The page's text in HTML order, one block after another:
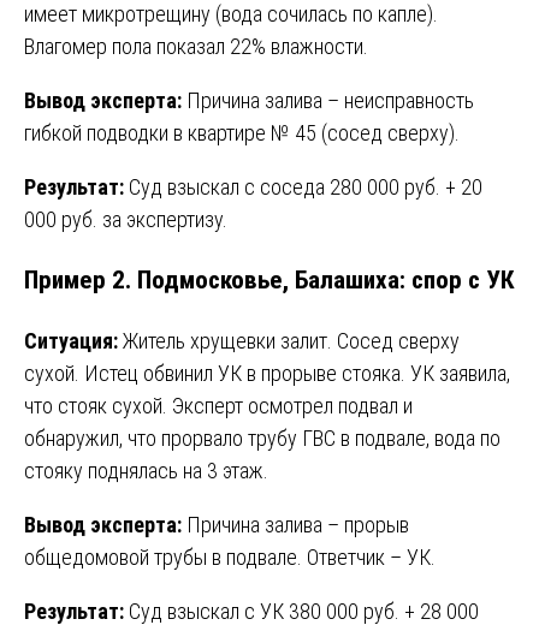
имеет микротрещину (вода сочилась по капле).
Влагомер пола показал 22% влажности.
Вывод эксперта: Причина залива – неисправность
гибкой подводки в квартире № 45 (сосед сверху).
Результат: Суд взыскал с соседа 280 000 руб. + 20
000 руб. за экспертизу.
Пример 2. Подмосковье, Балашиха: спор с УК
Ситуация:Житель хрущевки залит. Сосед сверху
сухой. Истец обвинил УК в прорыве стояка. УК заявила,
что стояк сухой. Эксперт осмотрел подвал и
обнаружил, что прорвало трубу ГВС в подвале, вода по
стояку поднялась на 3 этаж.
Вывод эксперта: Причина залива – прорыв
общедомовой трубы в подвале. Ответчик – УК.
Результат: Суд взыскал с УК 380 000 руб. + 28 000